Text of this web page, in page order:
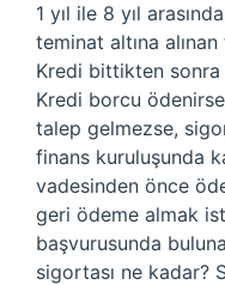
1 yıl ile 8 yıl
teminat altına
Kredi bittikten sonra
Kredi borcu
talep gelmezse,
finans kuruluşunda
vadesinden önce
geri ödeme almak
başvurusunda
sigortası ne kadar?